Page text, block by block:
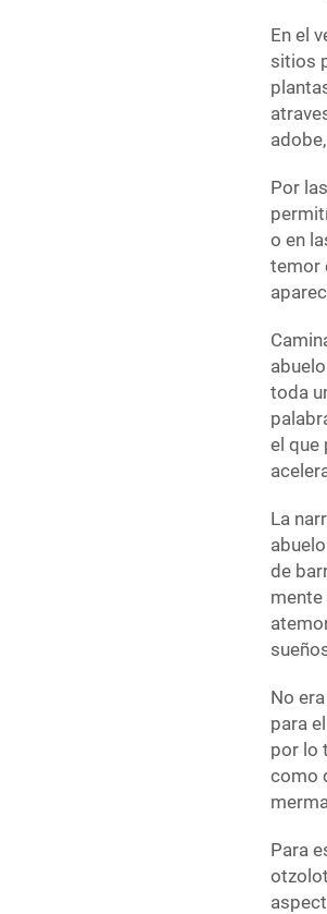
En el
sitios
Por
o en
temor
toda
el que
La
de
mente
No
para
por lo
como
Para